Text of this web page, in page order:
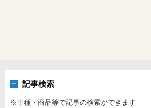
記事検索
※車種・商品等で記事の検索ができます